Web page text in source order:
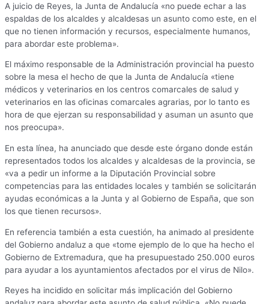
A juicio de Reyes, la Junta de Andalucía «no puede echar a las
espaldas de los alcaldes y alcaldesas un asunto como este, en el
que no tienen información y recursos, especialmente humanos,
para abordar este problema».
El máximo responsable de la Administración provincial ha puesto
sobre la mesa el hecho de que la Junta de Andalucía «tiene
médicos y veterinarios en los centros comarcales de salud y
veterinarios en las oficinas comarcales agrarias, por lo tanto es
hora de que ejerzan su responsabilidad y asuman un asunto que
nos preocupa».
En esta línea, ha anunciado que desde este órgano donde están
representados todos los alcaldes y alcaldesas de la provincia, se
«va a pedir un informe a la Diputación Provincial sobre
competencias para las entidades locales y también se solicitarán
ayudas económicas a la Junta y al Gobierno de España, que son
los que tienen recursos».
En referencia también a esta cuestión, ha animado al presidente
del Gobierno andaluz a que «tome ejemplo de lo que ha hecho el
Gobierno de Extremadura, que ha presupuestado 250.000 euros
para ayudar a los ayuntamientos afectados por el virus de Nilo».
Reyes ha incidido en solicitar más implicación del Gobierno